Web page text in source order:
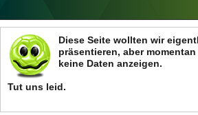
ANZEIGE
Diese Seite wollten wir
präsentieren, aber
keine Daten anzeigen.
Tut uns leid.